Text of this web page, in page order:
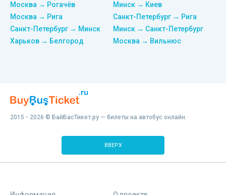
Москва → Рогачёв
Москва → Рига
Санкт-Петербург → Минск
Харьков → Белгород
Минск → Киев
Санкт-Петербург → Рига
Минск → Санкт-Петербург
Москва → Вильнюс
2015 - 2026 © БайБасТикет.ру — билеты на автобус онлайн.
ВВЕРХ